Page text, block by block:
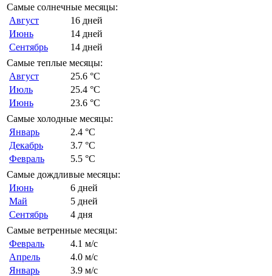
Самые солнечные месяцы:
Август
16 дней
Июнь
14 дней
Сентябрь
14 дней
Самые теплые месяцы:
Август
25.6 °C
Июль
25.4 °C
Июнь
23.6 °C
Самые холодные месяцы:
Январь
2.4 °C
Декабрь
3.7 °C
Февраль
5.5 °C
Самые дождливые месяцы:
Июнь
6 дней
Май
5 дней
Сентябрь
4 дня
Самые ветренные месяцы:
Февраль
4.1 м/с
Апрель
4.0 м/с
Январь
3.9 м/с